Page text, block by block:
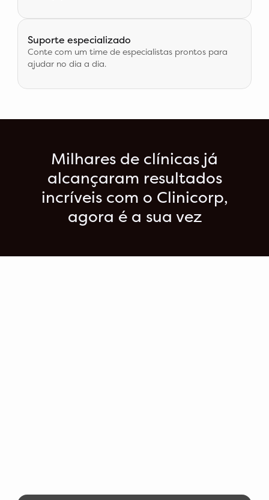
Suporte especializado
Conte com um time de especialistas prontos para
ajudar no dia a dia.
Milhares de clínicas já
alcançaram resultados
incríveis com o Clinicorp,
agora é a sua vez